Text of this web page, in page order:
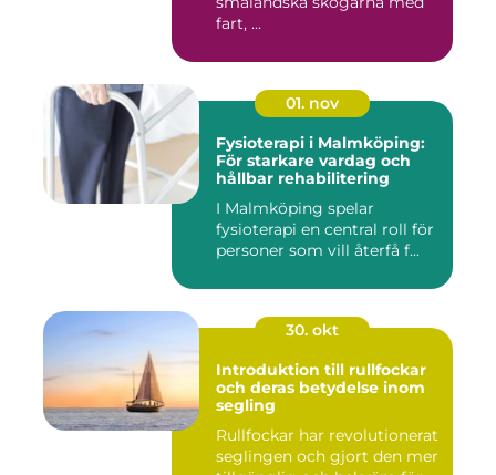
fart, ...
01. nov
Fysioterapi i Malmköping:
För starkare vardag och
hållbar rehabilitering
I Malmköping spelar
fysioterapi en central roll för
personer som vill återfå f...
30. okt
Introduktion till rullfockar
och deras betydelse inom
segling
Rullfockar har revolutionerat
seglingen och gjort den mer